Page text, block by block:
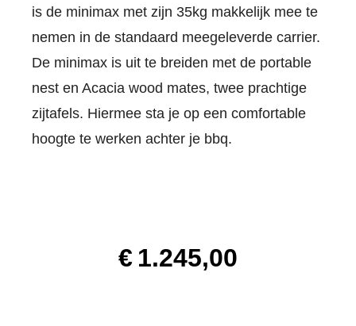
is de minimax met zijn 35kg makkelijk mee te
nemen in de standaard meegeleverde carrier.
De minimax is uit te breiden met de portable
nest en Acacia wood mates, twee prachtige
zijtafels. Hiermee sta je op een comfortable
hoogte te werken achter je bbq.
€ 1.245,00